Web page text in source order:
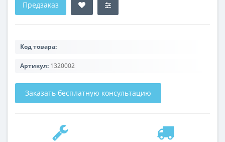
Предзаказ
Код товара:
Артикул: 1320002
Заказать бесплатную консультацию